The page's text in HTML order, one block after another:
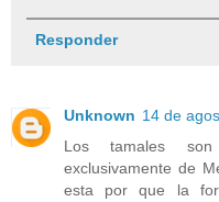
Responder
Unknown 14 de
Los tamales
exclusivamente de
esta por que la